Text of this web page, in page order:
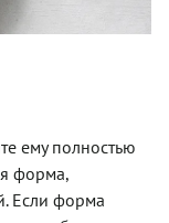
ему полностью
форма,
Если форма